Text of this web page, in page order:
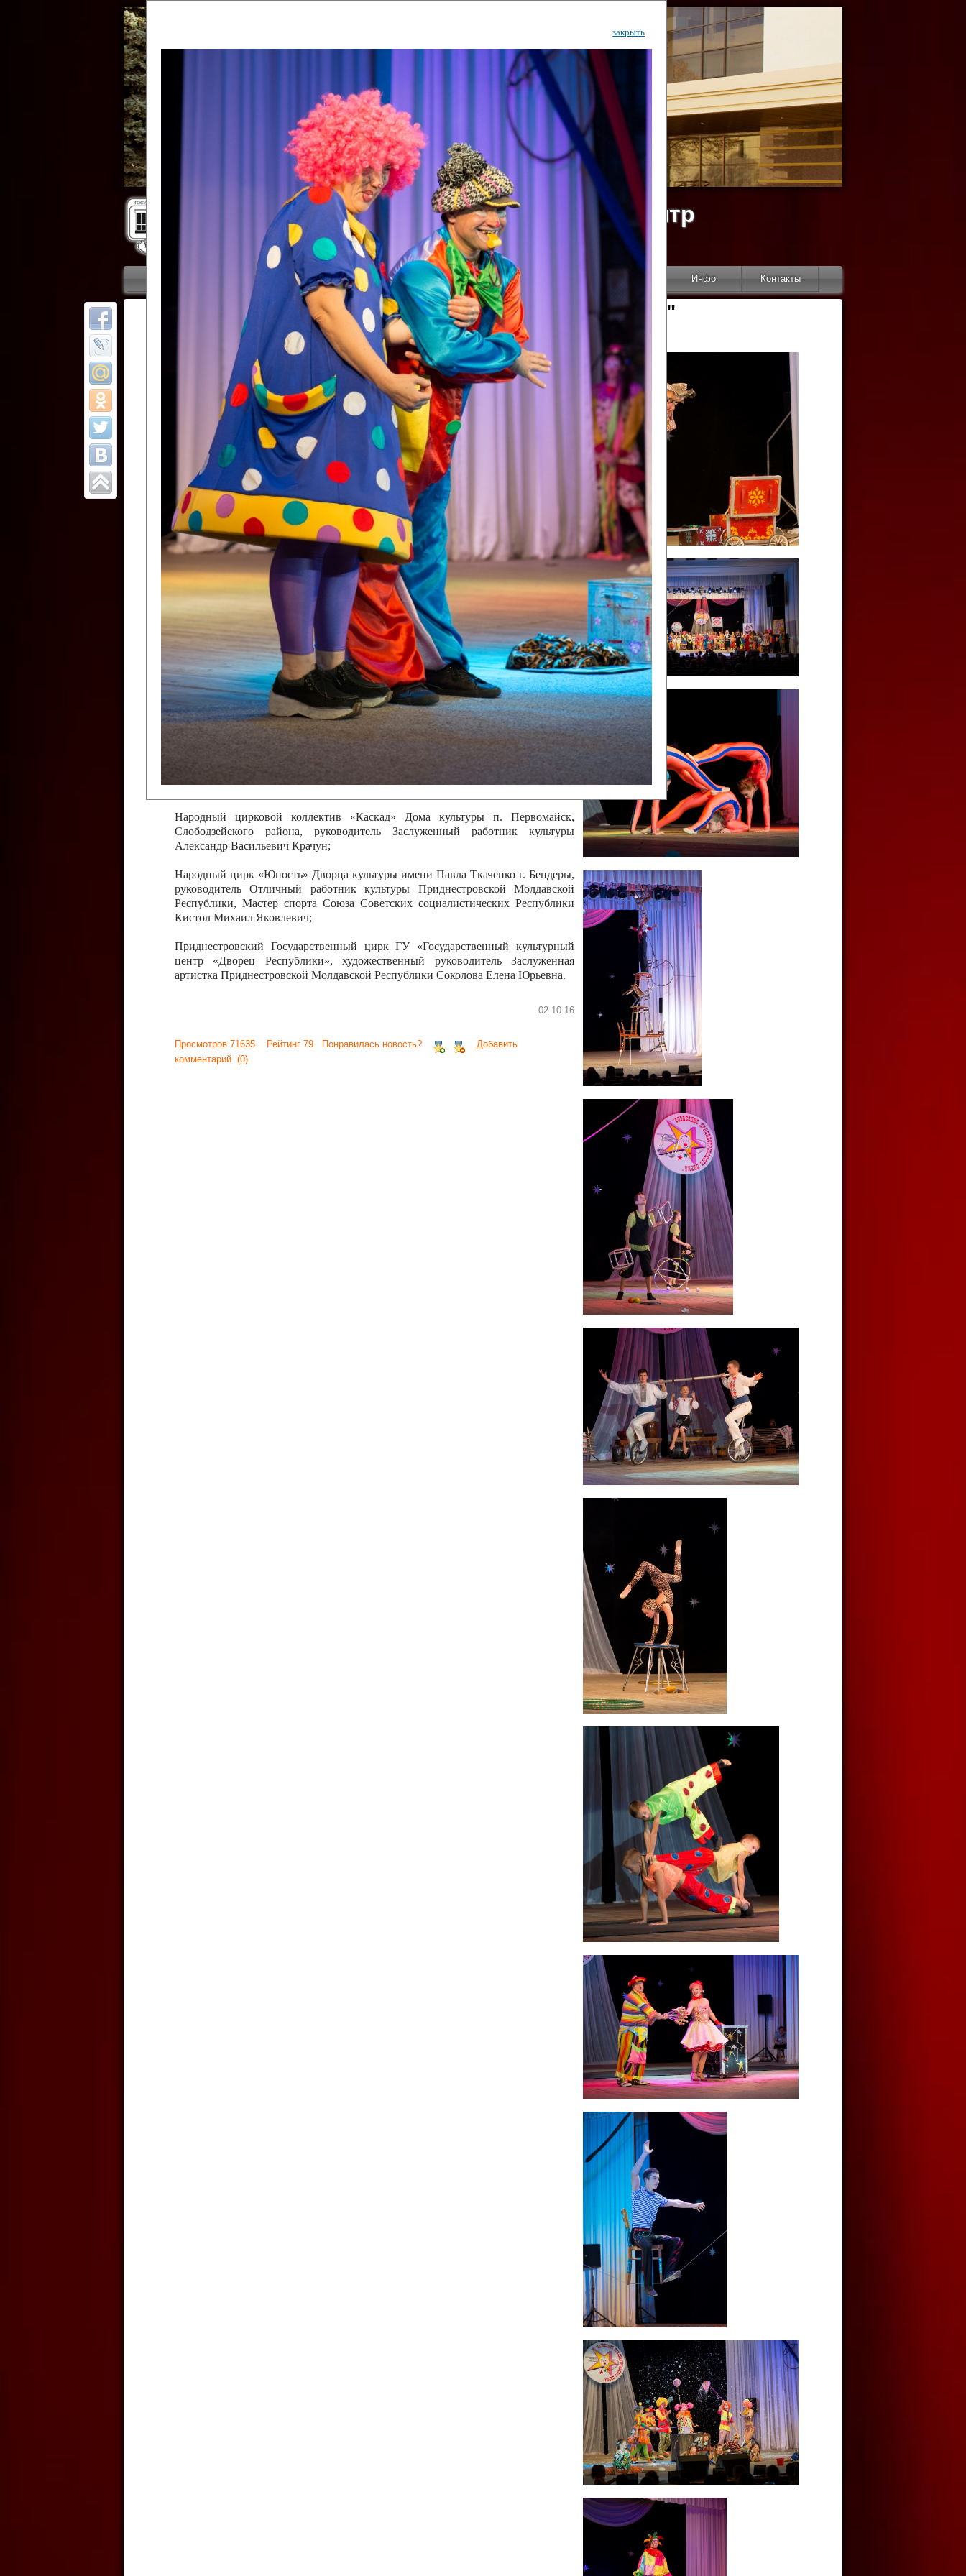
Государственный культурный центр
Дворец Республики
Приветствие Коллективы Новости Афиша Арт-прожектор Инфо Контакты
ОТЧЕТЫ ГКЦ "ДВОРЕЦ РЕСПУБЛИКИ"
закрыть
Финал Республиканского фестиваля
цирковых коллективов "Созвездие
Приднестровского цирка"
Участники фестиваля:
Образцовый эстрадно-цирковой коллектив «Ровесник» Дом культуры с.
Протягайловка, г. Бендеры , руководитель Рогожинер Светлана Георгиевна
Народный цирковой клоунский коллектив «Шари-вари» МУ «Культурно-
досуговый центр «Шелковик» г.Бендеры, руководители Отличные работники
культуры Приднестровской Молдавской Республики Алёна Александровна и
Олег Степанович Райлян;
Народный цирковой коллектив «Энтузиасты» Дома культуры с. Делакеу,
Григориопольского района, руководитель Отличный работник культуры
Приднестровской Молдавской Республики Пётр Петрович Дижмару;
Народный цирковой коллектив «Сперанца» Дома культуры посёлка Красное,
Слободзейского района, руководитель Отличный работник культуры
Приднестровской Молдавской Республики Анжела Владимировна
Казавчинская;
Образцовый эстрадно-цирковой коллектив «Алегро» Дома детско –юношеского
творчества с. Чобручи, Слободзейского района, руководитель Хачатурян Юрий
Владимирович;
Образцовый цирковой коллектив «Радуга» Городской дворец культуры г.
Тирасполь, руководитель Отличный работник культуры Приднестровской
Молдавской Республики Николай Юрьевич Елистратов;
Народный цирковой коллектив «Каскад» Дома культуры п. Первомайск,
Слободзейского района, руководитель Заслуженный работник культуры
Александр Васильевич Крачун;
Народный цирк «Юность» Дворца культуры имени Павла Ткаченко г. Бендеры,
руководитель Отличный работник культуры Приднестровской Молдавской
Республики, Мастер спорта Союза Советских социалистических Республики
Кистол Михаил Яковлевич;
Приднестровский Государственный цирк ГУ «Государственный культурный
центр «Дворец Республики», художественный руководитель Заслуженная
артистка Приднестровской Молдавской Республики Соколова Елена Юрьевна.
02.10.16
Просмотров 71635 Рейтинг 79 Понравилась новость?
Добавить
комментарий (0)